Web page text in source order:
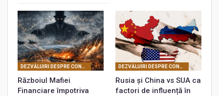
DEZVĂLUIRI DESPRE CONSPIRAŢIA UNIVERSALĂ PLANETARĂ
Războiul Mafiei
Financiare împotriva
DEZVĂLUIRI DESPRE CONSPIRAŢIA UNIVERSALĂ PLANETARĂ
Rusia și China vs SUA ca
factori de influență în